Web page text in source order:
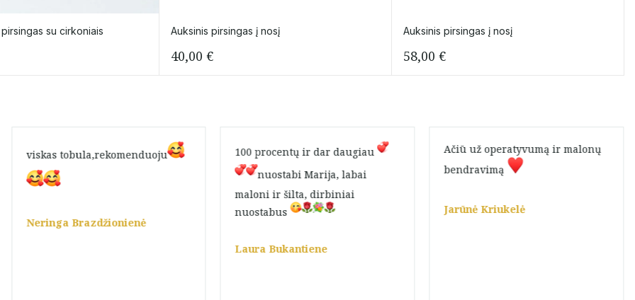
su cirkoniais Auksinis pirsingas į nosį
40,00 €
Auksinis pirsingas į nosį
58,00 €
viskas tobula,rekomenduoju
Neringa Brazdžionienė
100 procentų ir dar daugiau
nuostabi Marija, labai
maloni ir šilta, dirbiniai
nuostabus
Laura Bukantiene
Ačiū už operatyvumą ir malonų
bendravimą
Jarūnė Kriukelė